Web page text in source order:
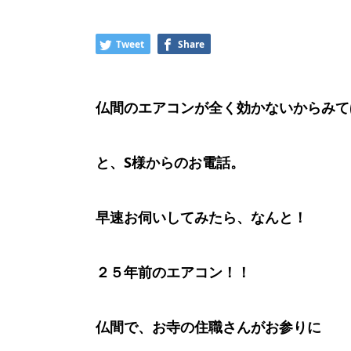
Tweet Share
仏間のエアコンが全く効かないからみ
と、S様からのお電話。
早速お伺いしてみたら、なんと！
２５年前のエアコン！！
仏間で、お寺の住職さんがお参りに